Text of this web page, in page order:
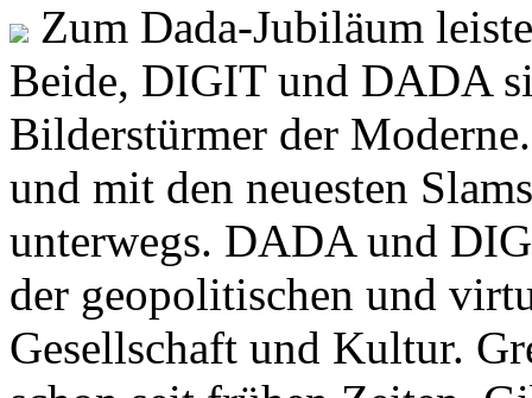
Zum Dada-Jubiläum
Beide, DIGIT und DADA
Bilderstürmer der
und mit den neuesten
unterwegs. DADA und
der geopolitischen und
Gesellschaft und Kultur.